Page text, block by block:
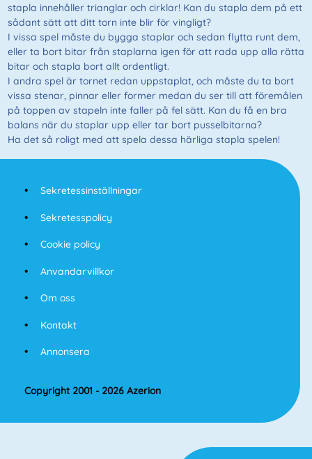
stapla innehåller trianglar och cirklar! Kan du stapla dem på ett
sådant sätt att ditt torn inte blir för vingligt?
I vissa spel måste du bygga staplar och sedan flytta runt dem,
eller ta bort bitar från staplarna igen för att rada upp alla rätta
bitar och stapla bort allt ordentligt.
I andra spel är tornet redan uppstaplat, och måste du ta bort
vissa stenar, pinnar eller former medan du ser till att föremålen
på toppen av stapeln inte faller på fel sätt. Kan du få en bra
balans när du staplar upp eller tar bort pusselbitarna?
Ha det så roligt med att spela dessa härliga stapla spelen!
Sekretessinställningar
Sekretesspolicy
Cookie policy
Anvandarvillkor
Om oss
Kontakt
Annonsera
Copyright 2001 - 2026 Azerion